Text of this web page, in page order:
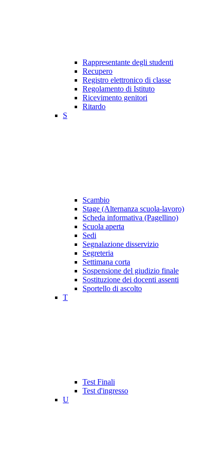
Rappresentante degli studenti
Recupero
Registro elettronico di classe
Regolamento di Istituto
Ricevimento genitori
Ritardo
S
Scambio
Stage (Alternanza scuola-lavoro)
Scheda informativa (Pagellino)
Scuola aperta
Sedi
Segnalazione disservizio
Segreteria
Settimana corta
Sospensione del giudizio finale
Sostituzione dei docenti assenti
Sportello di ascolto
T
Test Finali
Test d'ingresso
U